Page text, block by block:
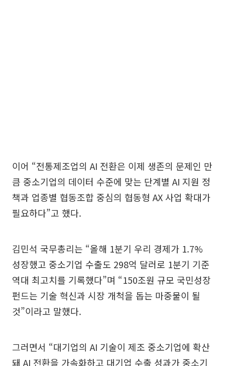
이어 “전통제조업의 AI 전환은 이제 생존의 문제인 만
큼 중소기업의 데이터 수준에 맞는 단계별 AI 지원 정
책과 업종별 협동조합 중심의 협동형 AX 사업 확대가
필요하다”고 했다.
김민석 국무총리는 “올해 1분기 우리 경제가 1.7%
성장했고 중소기업 수출도 298억 달러로 1분기 기준
역대 최고치를 기록했다”며 “150조원 규모 국민성장
펀드는 기술 혁신과 시장 개척을 돕는 마중물이 될
것”이라고 말했다.
그러면서 “대기업의 AI 기술이 제조 중소기업에 확산
돼 AI 전환을 가속화하고 대기업 수출 성과가 중소기